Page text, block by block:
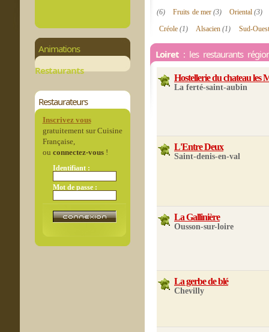
Animations
Restaurants
Restaurateurs
Inscrivez vous
gratuitement sur Cuisine
Française,
ou connectez-vous!
Identifiant :
Mot de passe :
(6)
Fruits de mer (3) Oriental(3)
Créole (1) Alsacien(1) Sud-
Loiret : les restaurants
Hostellerie du chateau les
La ferté-saint-aubin
L'Entre Deux
Saint-denis-en-val
La Gallinière
Ousson-sur-loire
La gerbe de blé
Chevilly